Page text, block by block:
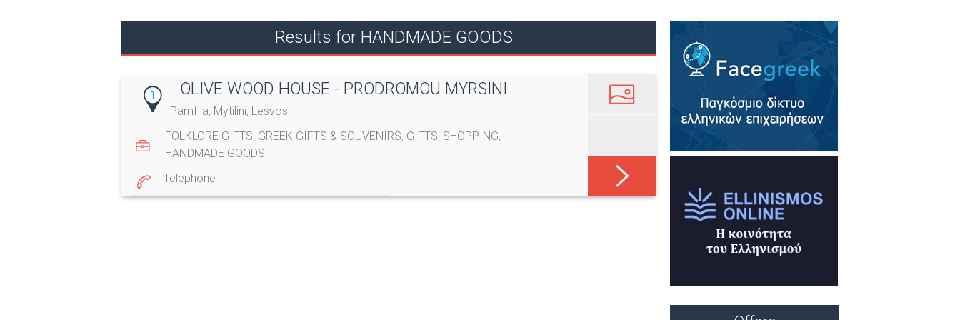
Results for HANDMADE GOODS
1 OLIVE WOOD HOUSE - PRODROMOU MYRSINI
Pamfila, Mytilini, Lesvos
FOLKLORE GIFTS, GREEK GIFTS & SOUVENIRS, GIFTS, SHOPPING,
HANDMADE GOODS
Telephone